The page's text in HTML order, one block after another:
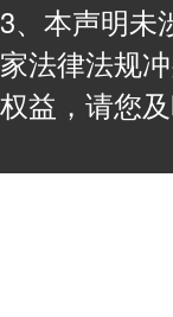
3、本声明未
家法律法规
权益，请您